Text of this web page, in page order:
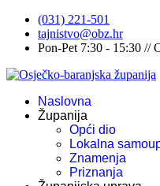
(031) 221-501
tajnistvo@obz.hr
Pon-Pet 7:30 - 15:30 //
Naslovna
Županija
Opći dio
Lokalna
Znamenja
Priznanja